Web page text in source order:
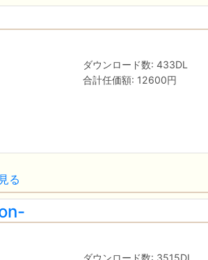
ダウンロード数: 433DL
合計任価額: 12600円
る
ダウンロード数: 3515DL